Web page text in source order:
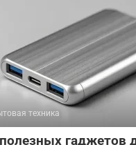
техника
гаджетов